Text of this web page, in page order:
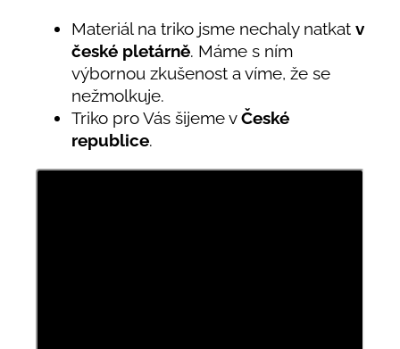
Materiál na triko jsme nechaly natkat v
české pletárně. Máme s ním
výbornou zkušenost a víme, že se
nežmolkuje.
Triko pro Vás šijeme vČeské
republice.